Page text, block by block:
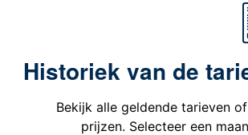
Historiek van de
Bekijk alle geldende tarieven
prijzen. Selecteer een